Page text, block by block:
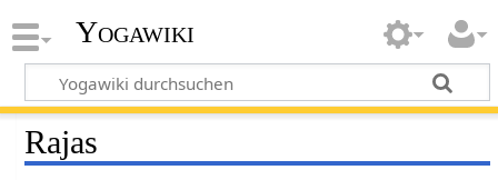
Yogawiki
Rajas